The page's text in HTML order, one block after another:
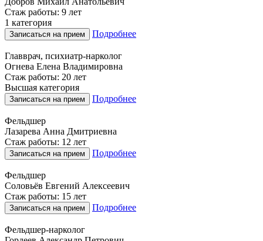
Стаж работы: 9 лет
1 категория
Записаться на прием Подробнее
Главврач, психиатр-нарколог
Огнева Елена Владимировна
Стаж работы: 20 лет
Высшая категория
Записаться на прием Подробнее
Фельдшер
Лазарева Анна Дмитриевна
Стаж работы: 12 лет
Записаться на прием Подробнее
Фельдшер
Соловьёв Евгений Алексеевич
Стаж работы: 15 лет
Записаться на прием Подробнее
Фельдшер-нарколог